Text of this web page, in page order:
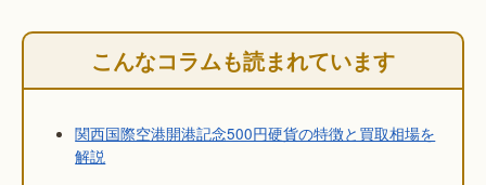
こんなコラムも読まれています
関西国際空港開港記念500円硬貨の特徴と買取相場を
解説